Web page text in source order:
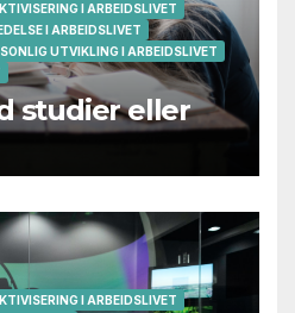
I ARBEIDSLIVET
I ARBEIDSLIVET
UTVIKLING I ARBEIDSLIVET
studier eller
I ARBEIDSLIVET